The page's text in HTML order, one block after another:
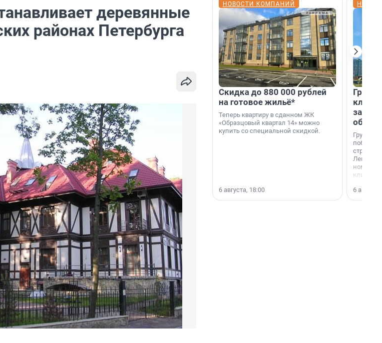
деревянные
районах Петербурга
НОВОСТИ КОМПАНИЙ
Скидка до 880 000 рублей
на готовое жильё*
Теперь квартиру в сданном ЖК
«Образцовый квартал 14» можно
купить со специальной скидкой.
6 августа, 18:00
Группа
области».
6